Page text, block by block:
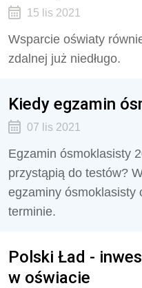
15 lis 2021
Wsparcie oświaty
zdalnej już niedługo.
Kiedy egzamin
07 lis 2021
Egzamin ósmoklasisty
przystąpią do testów?
egzaminy ósmoklasisty
terminie.
Polski Ład -
w oświacie